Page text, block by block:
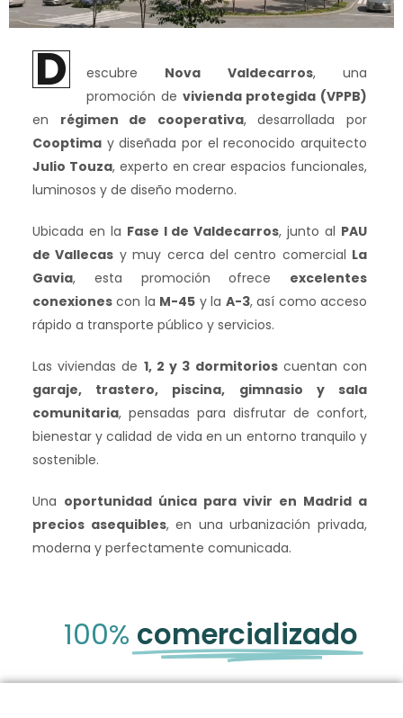
D escubre Nova Valdecarros, una
promoción de vivienda protegida (VPPB)
en régimen de cooperativa, desarrollada por
Cooptima y diseñada por el reconocido arquitecto
Julio Touza, experto en crear espacios funcionales,
luminosos y de diseño moderno.
Ubicada en la Fase I de Valdecarros, junto al PAU
de Vallecas y muy cerca del centro comercial La
Gavia, esta promoción ofrece excelentes
conexiones con la M-45 y la A-3, así como acceso
rápido a transporte público y servicios.
Las viviendas de 1, 2 y 3 dormitorioscuentan con
garaje, trastero, piscina, gimnasio y sala
comunitaria, pensadas para disfrutar de confort,
bienestar y calidad de vida en un entorno tranquilo y
sostenible.
Una oportunidad única para vivir en Madrid a
precios asequibles, en una urbanización privada,
moderna y perfectamente comunicada.
100% comercializado